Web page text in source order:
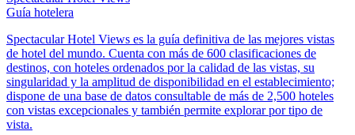
Guía hotelera
Spectacular Hotel Views es la guía definitiva de las mejores vistas
de hotel del mundo. Cuenta con más de 600 clasificaciones de
destinos, con hoteles ordenados por la calidad de las vistas, su
singularidad y la amplitud de disponibilidad en el establecimiento;
dispone de una base de datos consultable de más de 2,500 hoteles
con vistas excepcionales y también permite explorar por tipo de
vista.